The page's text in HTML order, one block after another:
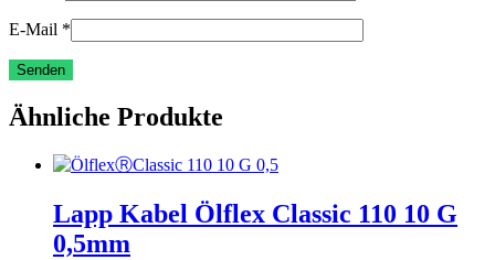
E-Mail *
Ähnliche Produkte
Lapp Kabel Ölflex Classic 110 10 G
0,5mm